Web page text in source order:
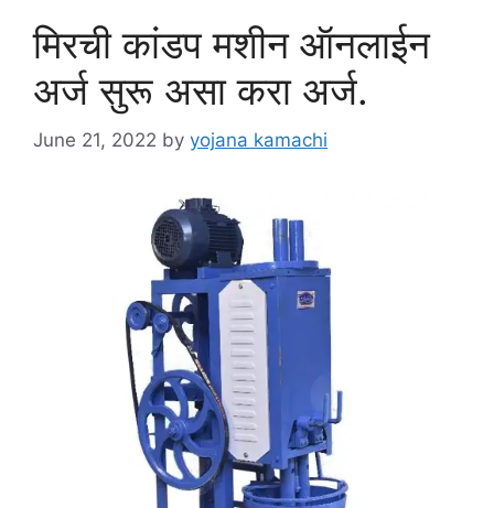
मिरची कांडप मशीन ऑनलाईन
अर्ज सुरू असा करा अर्ज.
June 21, 2022 by yojana kamachi